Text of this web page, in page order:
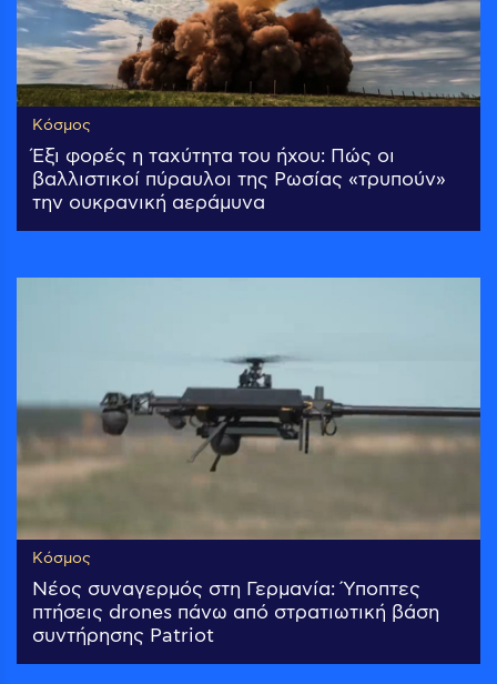
Κόσμος
Έξι φορές η ταχύτητα του ήχου: Πώς οι
βαλλιστικοί πύραυλοι της Ρωσίας «τρυπούν»
την ουκρανική αεράμυνα
Κόσμος
Νέος συναγερμός στη Γερμανία: Ύποπτες
πτήσεις drones πάνω από στρατιωτική βάση
συντήρησης Patriot